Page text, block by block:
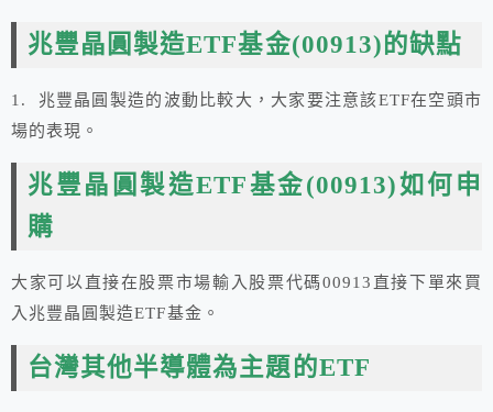
兆豐晶圓製造ETF基金(00913)的缺點
1. 兆豐晶圓製造的波動比較大，大家要注意該ETF在空頭市
場的表現。
兆豐晶圓製造ETF基金(00913)如何申
購
大家可以直接在股票市場輸入股票代碼00913直接下單來買
入兆豐晶圓製造ETF基金。
台灣其他半導體為主題的ETF